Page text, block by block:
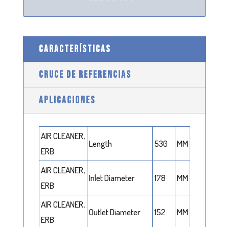
CARACTERÍSTICAS
CRUCE DE REFERENCIAS
APLICACIONES
AIR CLEANER,
ERB
Length 530 MM
AIR CLEANER,
ERB
Inlet Diameter 178 MM
AIR CLEANER,
ERB
Outlet Diameter 152 MM